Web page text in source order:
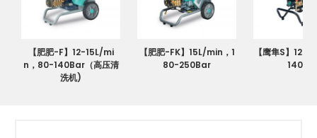
0576-
82338802
们
【肥肥-F】12-15L/mi
n，80-140Bar（高压清
洗机)
【肥肥-FK】15L/min，1
80-250Bar
【鹰隼S】